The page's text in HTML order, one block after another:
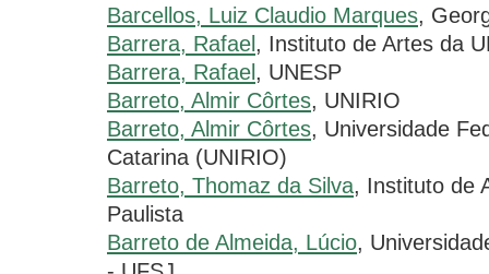
Barcellos, Luiz Claudio Marques,
Barrera, Rafael, Instituto de Artes da
Barrera, Rafael, UNESP
Barreto, Almir Côrtes, UNIRIO
Barreto, Almir Côrtes, Universidade
Catarina (UNIRIO)
Barreto, Thomaz da Silva, Instituto de
Paulista
Barreto de Almeida, Lúcio,